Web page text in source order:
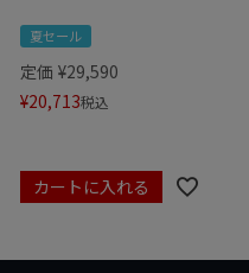
夏セール
定価 ¥29,590
¥20,713税込
カートに入れる